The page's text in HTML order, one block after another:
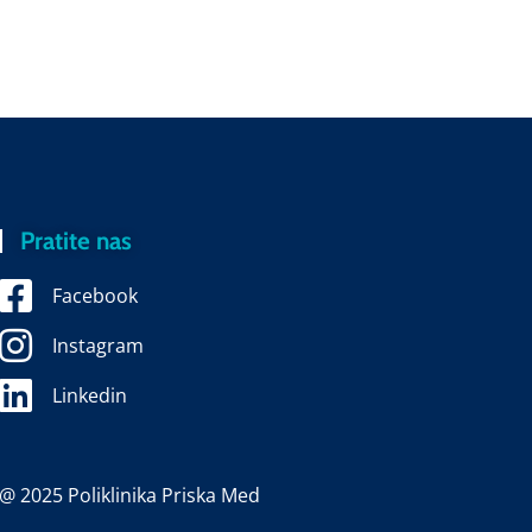
Pratite nas
Facebook
Instagram
Linkedin
@ 2025 Poliklinika Priska Med